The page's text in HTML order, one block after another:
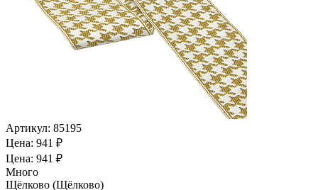
Артикул: 85195
Цена: 941 ₽
Цена: 941 ₽
Много
Щёлково (Щёлково)